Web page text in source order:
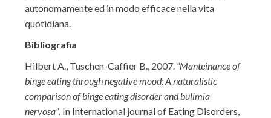
autonomamente ed in modo efficace nella vita
quotidiana.
Bibliografia
Hilbert A., Tuschen-Caffier B., 2007. “Manteinance of
binge eating through negative mood: A naturalistic
comparison of binge eating disorder and bulimia
nervosa”. In International journal of Eating Disorders,